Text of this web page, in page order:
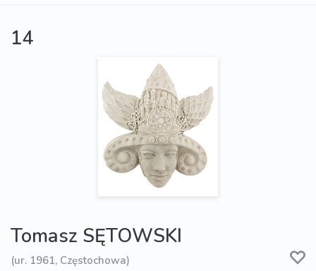
14
Tomasz SĘTOWSKI
(ur. 1961, Częstochowa)